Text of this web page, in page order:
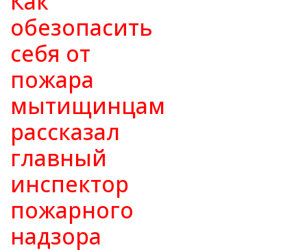
обезопасить
себя от
пожара
мытищинцам
рассказал
главный
инспектор
пожарного
надзора